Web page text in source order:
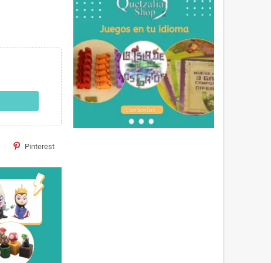
Pinterest